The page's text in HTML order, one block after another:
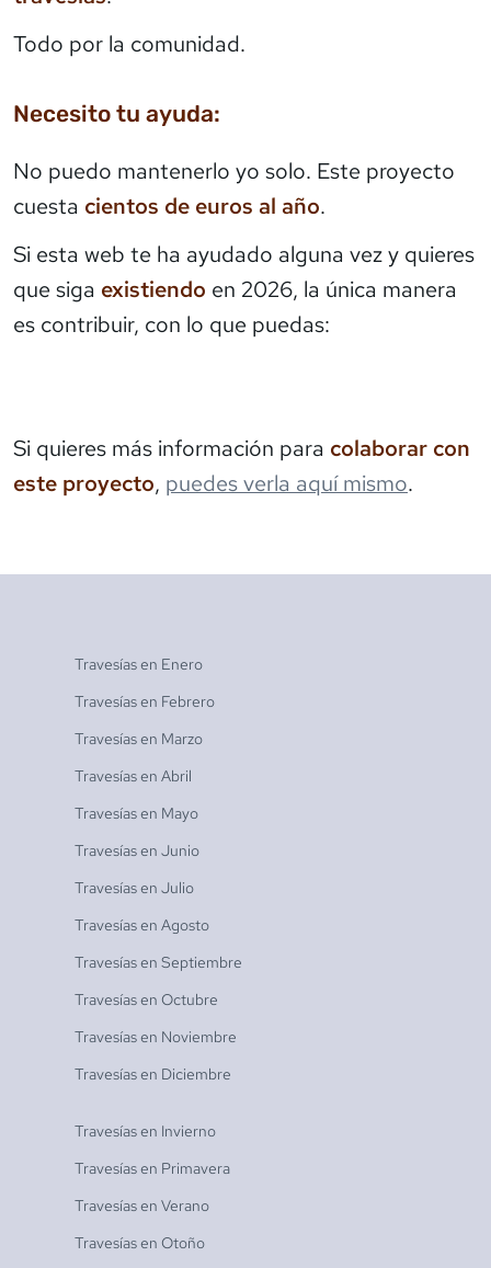
Todo por la comunidad.
Necesito tu ayuda:
No puedo mantenerlo yo solo. Este proyecto
cuesta cientos de euros al año.
Si esta web te ha ayudado alguna vez y quieres
que siga existiendo en 2026, la única manera
es contribuir, con lo que puedas:
Si quieres más información para colaborar con
este proyecto, puedes verla aquí mismo.
Travesías en Enero
Travesías en Febrero
Travesías en Marzo
Travesías en Abril
Travesías en Mayo
Travesías en Junio
Travesías en Julio
Travesías en Agosto
Travesías en Septiembre
Travesías en Octubre
Travesías en Noviembre
Travesías en Diciembre
Travesías en Invierno
Travesías en Primavera
Travesías en Verano
Travesías en Otoño